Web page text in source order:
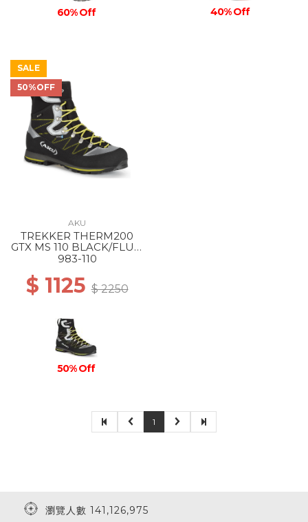
60% Off 40% Off
SALE
50%OFF
AKU
TREKKER THERM200
GTX MS 110 BLACK/FLUO
GREEN
983-110
$ 1125$ 2250
50% Off
1
瀏覽人數 141,126,975